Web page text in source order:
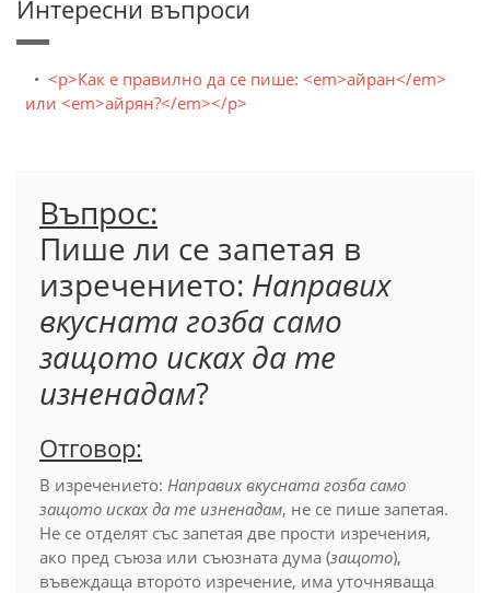
Интересни въпроси
<p>Как е правилно да се пише: <em>айран</em>
или <em>айрян?</em></p>
Въпрос:
Пише ли се запетая в
изречението: Направих
вкусната гозба само
защото исках да те
изненадам?
Отговор:
В изречението: Направих вкусната гозба само
защото исках да те изненадам, не се пише запетая.
Не се отделят със запетая две прости изречения,
ако пред съюза или съюзната дума (защото),
въвеждаща второто изречение, има уточняваща